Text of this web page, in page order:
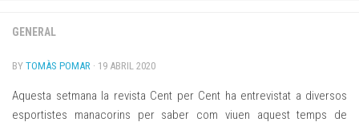
GENERAL
BY TOMÀS POMAR · 19 ABRIL 2020
Aquesta setmana la revista Cent per Cent ha entrevistat a diversos
esportistes manacorins per saber com viuen aquest temps de